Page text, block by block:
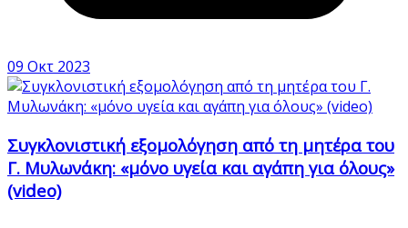
09 Οκτ 2023
Συγκλονιστική εξομολόγηση από τη μητέρα του
Γ. Μυλωνάκη: «μόνο υγεία και αγάπη για όλους»
(video)